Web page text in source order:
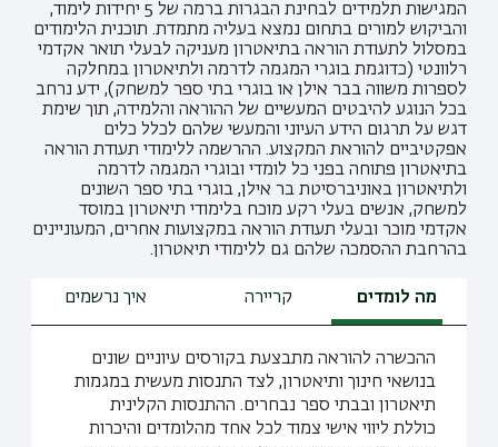
המגישות תלמידים לבחינת הבגרות ברמה של 5 יחידות לימוד,
והביקוש למורים בתחום נמצא בעליה מתמדת. תוכנית הלימודים
במסלול לתעודת הוראה בתיאטרון מעניקה לבעלי תואר אקדמי
רלוונטי (כדוגמת בוגרי המגמה לדרמה ולתיאטרון במחלקה
לספרות משווה בבר אילן או בוגרי בתי ספר למשחק), ידע נרחב
בכל הנוגע להיבטים המעשיים של ההוראה והלמידה, תוך שימת
דגש על תרגום הידע העיוני והמעשי שלהם לכלל כלים
אפקטיביים להוראת המקצוע. ההרשמה ללימודי תעודת הוראה
בתיאטרון פתוחה בפני כל לומדי ובוגרי המגמה לדרמה
ולתיאטרון באוניברסיטת בר אילן, בוגרי בתי ספר השונים
למשחק, אנשים בעלי רקע מוכח בלימודי תיאטרון במוסד
אקדמי מוכר ובעלי תעודת הוראה במקצועות אחרים, המעוניינים
בהרחבת ההסמכה שלהם גם ללימודי תיאטרון.
מה לומדים קריירה איך נרשמים
ההכשרה להוראה מתבצעת בקורסים עיוניים שונים
בנושאי חינוך ותיאטרון, לצד התנסות מעשית במגמות
תיאטרון ובבתי ספר נבחרים. ההתנסות הקלינית
כוללת ליווי אישי צמוד לכל אחד מהלומדים והיכרות